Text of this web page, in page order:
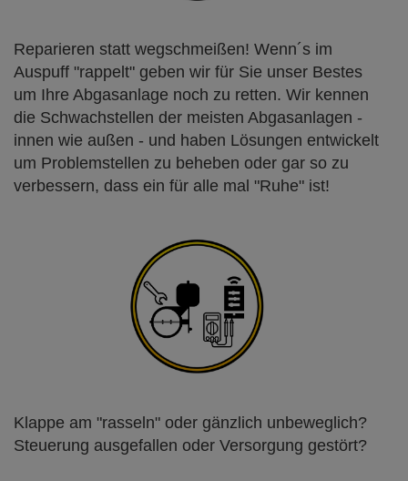
Reparieren statt wegschmeißen! Wenn´s im
Auspuff "rappelt" geben wir für Sie unser Bestes
um Ihre Abgasanlage noch zu retten. Wir kennen
die Schwachstellen der meisten Abgasanlagen -
innen wie außen - und haben Lösungen entwickelt
um Problemstellen zu beheben oder gar so zu
verbessern, dass ein für alle mal "Ruhe" ist!
Klappe am "rasseln" oder gänzlich unbeweglich?
Steuerung ausgefallen oder Versorgung gestört?